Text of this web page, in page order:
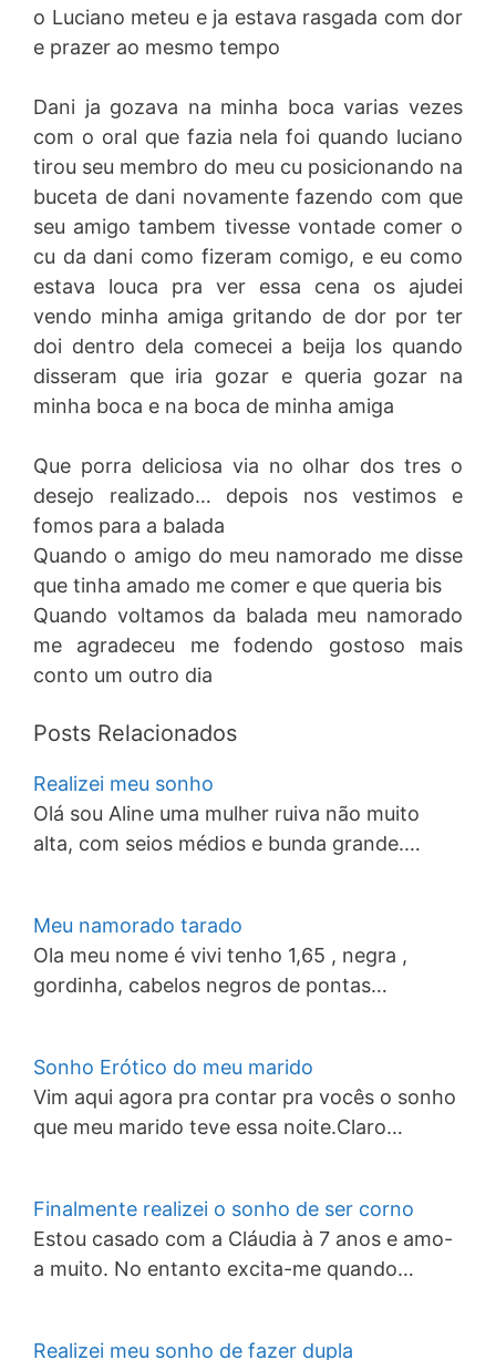
o Luciano meteu e ja estava rasgada com dor
e prazer ao mesmo tempo
Dani ja gozava na minha boca varias vezes
com o oral que fazia nela foi quando luciano
tirou seu membro do meu cu posicionando na
buceta de dani novamente fazendo com que
seu amigo tambem tivesse vontade comer o
cu da dani como fizeram comigo, e eu como
estava louca pra ver essa cena os ajudei
vendo minha amiga gritando de dor por ter
doi dentro dela comecei a beija los quando
disseram que iria gozar e queria gozar na
minha boca e na boca de minha amiga
Que porra deliciosa via no olhar dos tres o
desejo realizado… depois nos vestimos e
fomos para a balada
Quando o amigo do meu namorado me disse
que tinha amado me comer e que queria bis
Quando voltamos da balada meu namorado
me agradeceu me fodendo gostoso mais
conto um outro dia
Posts Relacionados
Realizei meu sonho
Olá sou Aline uma mulher ruiva não muito
alta, com seios médios e bunda grande.…
Meu namorado tarado
Ola meu nome é vivi tenho 1,65 , negra ,
gordinha, cabelos negros de pontas…
Sonho Erótico do meu marido
Vim aqui agora pra contar pra vocês o sonho
que meu marido teve essa noite.Claro…
Finalmente realizei o sonho de ser corno
Estou casado com a Cláudia à 7 anos e amo-
a muito. No entanto excita-me quando…
Realizei meu sonho de fazer dupla